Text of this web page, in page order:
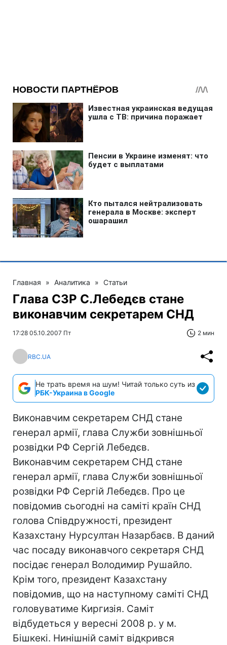
Главная » Аналитика » Статьи
Глава СЗР С.Лебедєв стане
виконавчим секретарем СНД
17:28 05.10.2007 Пт 2 мин
RBC.UA
Не трать время на шум! Читай только суть из
РБК-Украина в Google
Виконавчим секретарем СНД стане
генерал армії, глава Служби зовнішньої
розвідки РФ Сергій Лебедєв.
Виконавчим секретарем СНД стане
генерал армії, глава Служби зовнішньої
розвідки РФ Сергій Лебедєв. Про це
повідомив сьогодні на саміті країн СНД
голова Співдружності, президент
Казахстану Нурсултан Назарбаєв. В даний
час посаду виконавчого секретаря СНД
посідає генерал Володимир Рушайло.
Крім того, президент Казахстану
повідомив, що на наступному саміті СНД
головуватиме Киргизія. Саміт
відбудеться у вересні 2008 р. у м.
Бішкекі. Нинішній саміт відкрився